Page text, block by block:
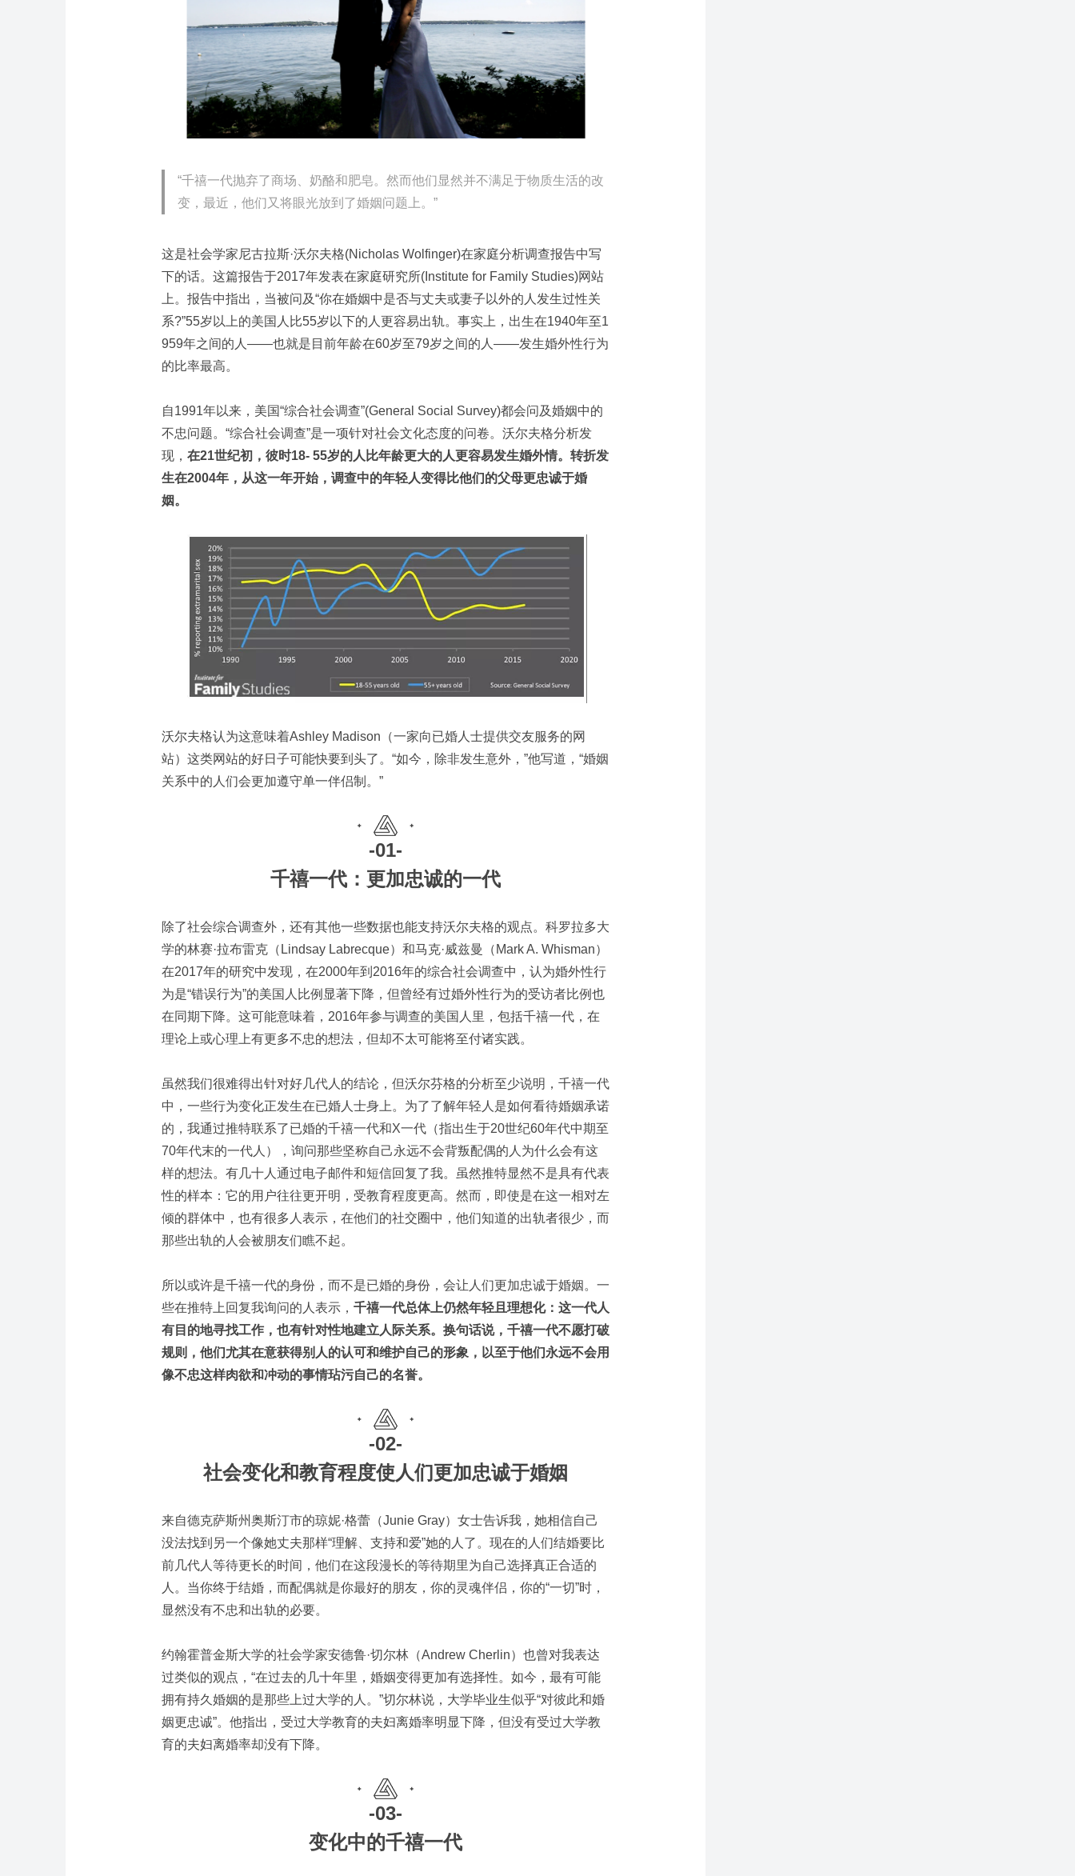
“千禧一代抛弃了商场、奶酪和肥皂。然而他们显然并不满足于物质生活的改
变，最近，他们又将眼光放到了婚姻问题上。”
这是社会学家尼古拉斯·沃尔夫格(Nicholas Wolfinger)在家庭分析调查报告中写
下的话。这篇报告于2017年发表在家庭研究所(Institute for Family Studies)网站
上。报告中指出，当被问及“你在婚姻中是否与丈夫或妻子以外的人发生过性关
系?”55岁以上的美国人比55岁以下的人更容易出轨。事实上，出生在1940年至1
959年之间的人——也就是目前年龄在60岁至79岁之间的人——发生婚外性行为
的比率最高。
自1991年以来，美国“综合社会调查”(General Social Survey)都会问及婚姻中的
不忠问题。“综合社会调查”是一项针对社会文化态度的问卷。沃尔夫格分析发
现， 在21世纪初，彼时18- 55岁的人比年龄更大的人更容易发生婚外情。转折发
生在2004年，从这一年开始，调查中的年轻人变得比他们的父母更忠诚于婚
姻。
沃尔夫格认为这意味着Ashley Madison（一家向已婚人士提供交友服务的网
站）这类网站的好日子可能快要到头了。“如今，除非发生意外，”他写道，“婚姻
关系中的人们会更加遵守单一伴侣制。”
-01-
千禧一代：更加忠诚的一代
除了社会综合调查外，还有其他一些数据也能支持沃尔夫格的观点。科罗拉多大
学的林赛·拉布雷克（Lindsay Labrecque）和马克·威兹曼（Mark A. Whisman）
在2017年的研究中发现，在2000年到2016年的综合社会调查中，认为婚外性行
为是“错误行为”的美国人比例显著下降，但曾经有过婚外性行为的受访者比例也
在同期下降。这可能意味着，2016年参与调查的美国人里，包括千禧一代，在
理论上或心理上有更多不忠的想法，但却不太可能将至付诸实践。
虽然我们很难得出针对好几代人的结论，但沃尔芬格的分析至少说明，千禧一代
中，一些行为变化正发生在已婚人士身上。为了了解年轻人是如何看待婚姻承诺
的，我通过推特联系了已婚的千禧一代和X一代（指出生于20世纪60年代中期至
70年代末的一代人），询问那些坚称自己永远不会背叛配偶的人为什么会有这
样的想法。有几十人通过电子邮件和短信回复了我。虽然推特显然不是具有代表
性的样本：它的用户往往更开明，受教育程度更高。然而，即使是在这一相对左
倾的群体中，也有很多人表示，在他们的社交圈中，他们知道的出轨者很少，而
那些出轨的人会被朋友们瞧不起。
所以或许是千禧一代的身份，而不是已婚的身份，会让人们更加忠诚于婚姻。一
些在推特上回复我询问的人表示， 千禧一代总体上仍然年轻且理想化：这一代人
有目的地寻找工作，也有针对性地建立人际关系。换句话说，千禧一代不愿打破
规则，他们尤其在意获得别人的认可和维护自己的形象，以至于他们永远不会用
像不忠这样肉欲和冲动的事情玷污自己的名誉。
-02-
社会变化和教育程度使人们更加忠诚于婚姻
来自德克萨斯州奥斯汀市的琼妮·格蕾（Junie Gray）女士告诉我，她相信自己
没法找到另一个像她丈夫那样“理解、支持和爱”她的人了。现在的人们结婚要比
前几代人等待更长的时间，他们在这段漫长的等待期里为自己选择真正合适的
人。当你终于结婚，而配偶就是你最好的朋友，你的灵魂伴侣，你的“一切”时，
显然没有不忠和出轨的必要。
约翰霍普金斯大学的社会学家安德鲁·切尔林（Andrew Cherlin）也曾对我表达
过类似的观点，“在过去的几十年里，婚姻变得更加有选择性。如今，最有可能
拥有持久婚姻的是那些上过大学的人。”切尔林说，大学毕业生似乎“对彼此和婚
姻更忠诚”。他指出，受过大学教育的夫妇离婚率明显下降，但没有受过大学教
育的夫妇离婚率却没有下降。
-03-
变化中的千禧一代